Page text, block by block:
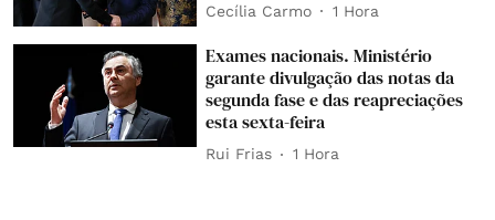
Cecília Carmo 1 Hora
Exames nacionais. Ministério
garante divulgação das notas da
segunda fase e das reapreciações
esta sexta-feira
Rui Frias 1 Hora